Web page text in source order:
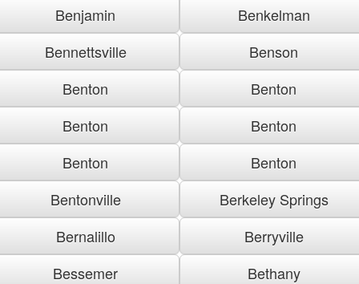
Benjamin
Benkelman
Bennettsville
Benson
Benton
Benton
Benton
Benton
Benton
Benton
Bentonville
Berkeley Springs
Bernalillo
Berryville
Bessemer
Bethany